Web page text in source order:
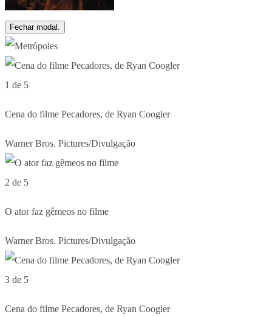
Fechar modal.
1 de 5
Cena do filme Pecadores, de Ryan Coogler
Warner Bros. Pictures/Divulgação
2 de 5
O ator faz gêmeos no filme
Warner Bros. Pictures/Divulgação
3 de 5
Cena do filme Pecadores, de Ryan Coogler